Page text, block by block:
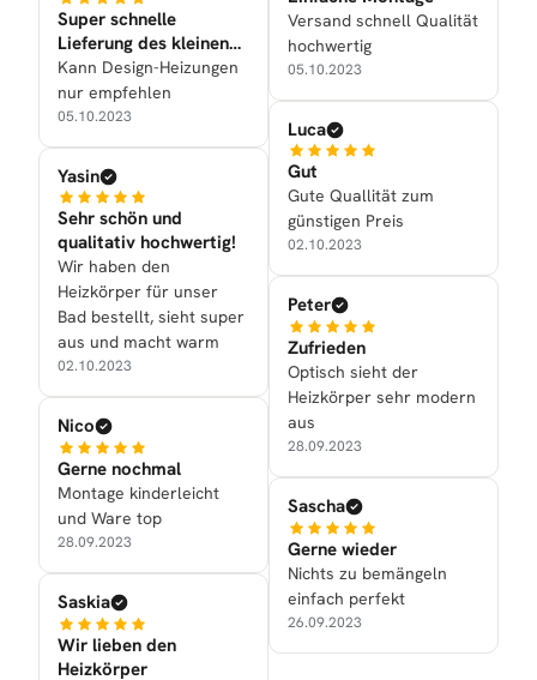
Super schnelle
Lieferung des kleinen
Handtuchtrockners
Kann Design-Heizungen
nur empfehlen
05.10.2023
Yasin
Sehr schön und
qualitativ hochwertig!
Wir haben den
Heizkörper für unser
Bad bestellt, sieht super
aus und macht warm
02.10.2023
Nico
Gerne nochmal
Montage kinderleicht
und Ware top
28.09.2023
Saskia
Wir lieben den
Heizkörper
Versand schnell Qualität
hochwertig
05.10.2023
Luca
Gut
Gute Quallität zum
günstigen Preis
02.10.2023
Peter
Zufrieden
Optisch sieht der
Heizkörper sehr modern
aus
28.09.2023
Sascha
Gerne wieder
Nichts zu bemängeln
einfach perfekt
26.09.2023